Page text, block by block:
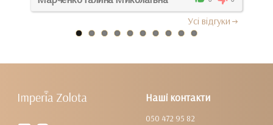
Усi вiдгуки
Наші контакти
050 472 95 82